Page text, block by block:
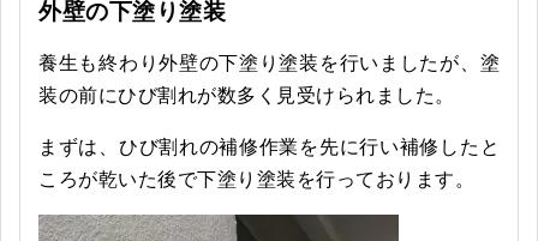
外壁の下塗り塗装
養生も終わり外壁の下塗り塗装を行いましたが、塗
装の前にひび割れが数多く見受けられました。
まずは、ひび割れの補修作業を先に行い補修したと
ころが乾いた後で下塗り塗装を行っております。